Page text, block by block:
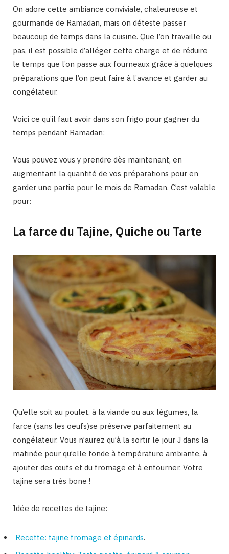
On adore cette ambiance conviviale, chaleureuse et
gourmande de Ramadan, mais on déteste passer
beaucoup de temps dans la cuisine. Que l’on travaille ou
pas, il est possible d’alléger cette charge et de réduire
le temps que l’on passe aux fourneaux grâce à quelques
préparations que l’on peut faire à l’avance et garder au
congélateur.
Voici ce qu’il faut avoir dans son frigo pour gagner du
temps pendant Ramadan:
Vous pouvez vous y prendre dès maintenant, en
augmentant la quantité de vos préparations pour en
garder une partie pour le mois de Ramadan. C’est valable
pour:
La farce du Tajine, Quiche ou Tarte
Qu’elle soit au poulet, à la viande ou aux légumes, la
farce (sans les oeufs)se préserve parfaitement au
congélateur. Vous n’aurez qu’à la sortir le jour J dans la
matinée pour qu’elle fonde à température ambiante, à
ajouter des œufs et du fromage et à enfourner. Votre
tajine sera très bone !
Idée de recettes de tajine:
Recette: tajine fromage et épinards.